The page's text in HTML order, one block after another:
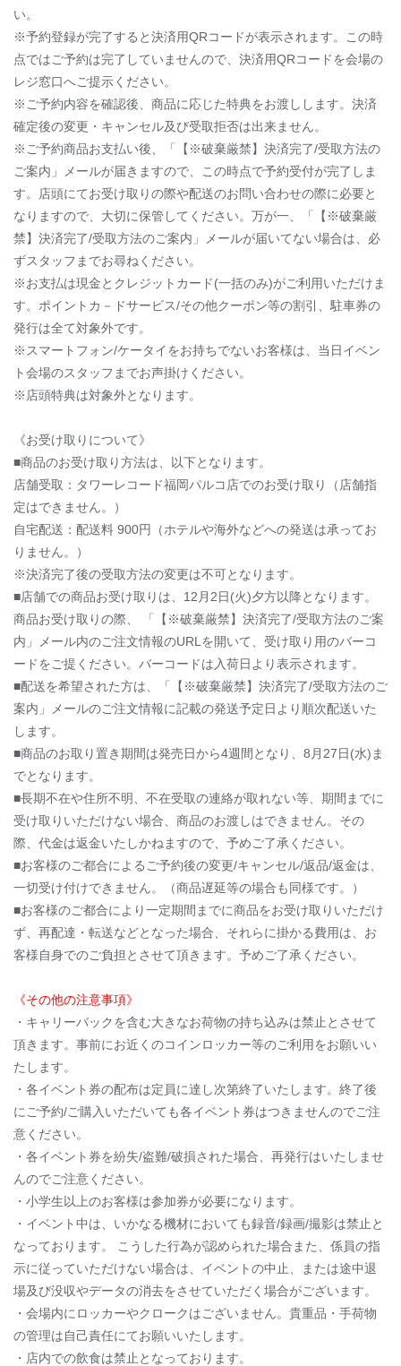
い。
※予約登録が完了すると決済用QRコードが表示されます。この時
点ではご予約は完了していませんので、決済用QRコードを会場の
レジ窓口へご提示ください。
※ご予約内容を確認後、商品に応じた特典をお渡しします。決済
確定後の変更・キャンセル及び受取拒否は出来ません。
※ご予約商品お支払い後、「【※破棄厳禁】決済完了/受取方法の
ご案内」メールが届きますので、この時点で予約受付が完了しま
す。店頭にてお受け取りの際や配送のお問い合わせの際に必要と
なりますので、大切に保管してください。万が一、「【※破棄厳
禁】決済完了/受取方法のご案内」メールが届いてない場合は、必
ずスタッフまでお尋ねください。
※お支払は現金とクレジットカード(一括のみ)がご利用いただけま
す。ポイントカ－ドサービス/その他クーポン等の割引、駐車券の
発行は全て対象外です。
※スマートフォン/ケータイをお持ちでないお客様は、当日イベン
ト会場のスタッフまでお声掛けください。
※店頭特典は対象外となります。
《お受け取りについて》
■商品のお受け取り方法は、以下となります。
店舗受取：タワーレコード福岡パルコ店でのお受け取り（店舗指
定はできません。）
自宅配送：配送料 900円（ホテルや海外などへの発送は承ってお
りません。）
※決済完了後の受取方法の変更は不可となります。
■店舗での商品お受け取りは、12月2日(火)夕方以降となります。
商品お受け取りの際、 「【※破棄厳禁】決済完了/受取方法のご案
内」メール内のご注文情報のURLを開いて、受け取り用のバーコ
ードをご提ください。バーコードは入荷日より表示されます。
■配送を希望された方は、「【※破棄厳禁】決済完了/受取方法のご
案内」メールのご注文情報に記載の発送予定日より順次配送いた
します。
■商品のお取り置き期間は発売日から4週間となり、8月27日(水)ま
でとなります。
■長期不在や住所不明、不在受取の連絡が取れない等、期間までに
受け取りいただけない場合、商品のお渡しはできません。その
際、代金は返金いたしかねますので、予めご了承ください。
■お客様のご都合によるご予約後の変更/キャンセル/返品/返金は、
一切受け付けできません。（商品遅延等の場合も同様です。）
■お客様のご都合により一定期間までに商品をお受け取りいただけ
ず、再配達・転送などとなった場合、それらに掛かる費用は、お
客様自身でのご負担とさせて頂きます。予めご了承ください。
《その他の注意事項》
・キャリーバックを含む大きなお荷物の持ち込みは禁止とさせて
頂きます。事前にお近くのコインロッカー等のご利用をお願いい
たします。
・各イベント券の配布は定員に達し次第終了いたします。終了後
にご予約/ご購入いただいても各イベント券はつきませんのでご注
意ください。
・各イベント券を紛失/盗難/破損された場合、再発行はいたしませ
んのでご注意ください。
・小学生以上のお客様は参加券が必要になります。
・イベント中は、いかなる機材においても録音/録画/撮影は禁止と
なっております。 こうした行為が認められた場合また、係員の指
示に従っていただけない場合は、イベントの中止、または途中退
場及び没収やデータの消去をさせていただく場合がございます。
・会場内にロッカーやクロークはございません。貴重品・手荷物
の管理は自己責任にてお願いいたします。
・店内での飲食は禁止となっております。